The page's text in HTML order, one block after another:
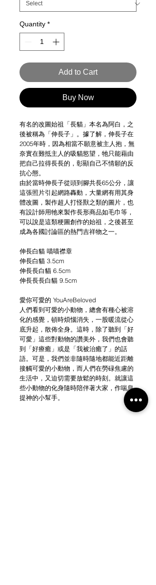
Quantity *
Add to Cart
Buy Now
有名的改圖始祖「長貓」本名為阿白，之
後被稱為「伸長子」。據了解，伸長子在
2005年時，因為相當不願意被主人抱，無
奈實在難抵主人的吸貓慾望，牠只能藉由
把自己拉得長長的，彰顯自己不情願的反
抗心態。
由於當時伸長子從頭到腳共長65公分，讓
這張照片引起網路轟動，大量網有用其身
體改圖，製作超人打怪獸之類的圖片，也
有設計師用牠來製作長形商品如毛巾等，
可以說是這類梗圖創作的始祖，之後甚至
成為各國討論區的熱門吉祥物之一。
伸長白貓 喵喵襟章
伸長白貓 3.5cm
伸長長白貓 6.5cm
伸長長長白貓 9.5cm
愛你可愛的 YouAreBeloved
人們看到可愛的小動物，總會有種心被溶
化的感覺，頓時煩惱消失，一股暖流從心
底升起，散佈全身。這時，除了聽到「好
可愛」這些對動物的讚美外，我們也會聽
到「好療癒」或是「我被治癒了」的話
語。可是，我們並非隨時隨地都能近距離
接觸可愛的小動物，而人們在勞碌焦慮的
生活中，又迫切需要放鬆的時刻。就讓這
些小動物的化身隨時陪伴著大家，作喘息
提神的小幫手。